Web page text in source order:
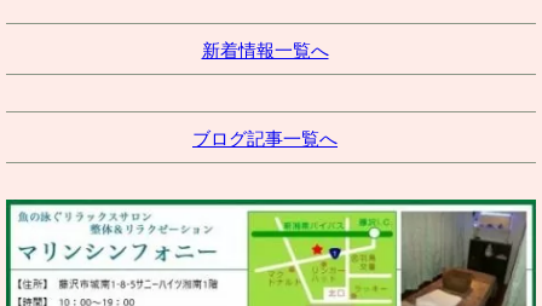
新着情報一覧へ
ブログ記事一覧へ